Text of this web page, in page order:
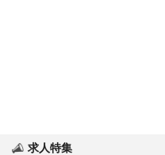
求人特集